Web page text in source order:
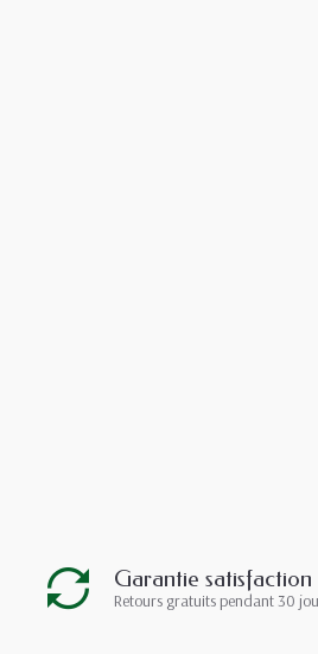
Garantie satisfaction
Retours gratuits pendant 30